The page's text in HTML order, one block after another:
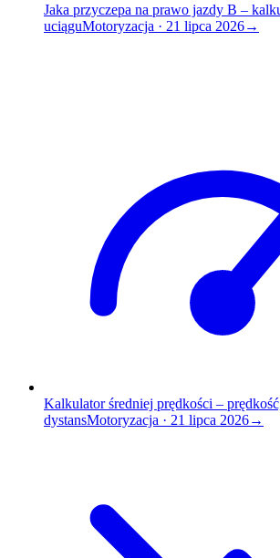
Jaka przyczepa na prawo jazdy B –
uciąguMotoryzacja · 21 lipca 2026→
Kalkulator średniej prędkości –
dystansMotoryzacja · 21 lipca 2026→